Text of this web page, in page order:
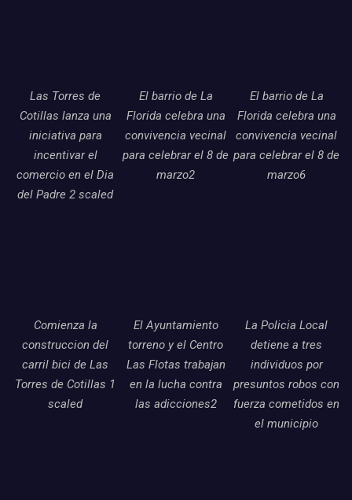
Las Torres de
Cotillas lanza una
iniciativa para
incentivar el
comercio en el Dia
del Padre 2 scaled
El barrio de La
Florida celebra una
convivencia vecinal
para celebrar el 8 de
marzo2
El barrio de La
Florida celebra una
convivencia vecinal
para celebrar el 8 de
marzo6
Comienza la
construccion del
carril bici de Las
Torres de Cotillas 1
scaled
El Ayuntamiento
torreno y el Centro
Las Flotas trabajan
en la lucha contra
las adicciones2
La Policia Local
detiene a tres
individuos por
presuntos robos con
fuerza cometidos en
el municipio